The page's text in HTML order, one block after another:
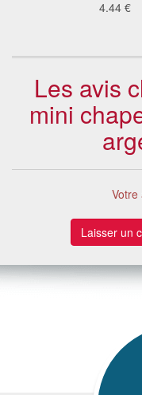
4.44 €
Les avis
mini
Votre
Laisser un